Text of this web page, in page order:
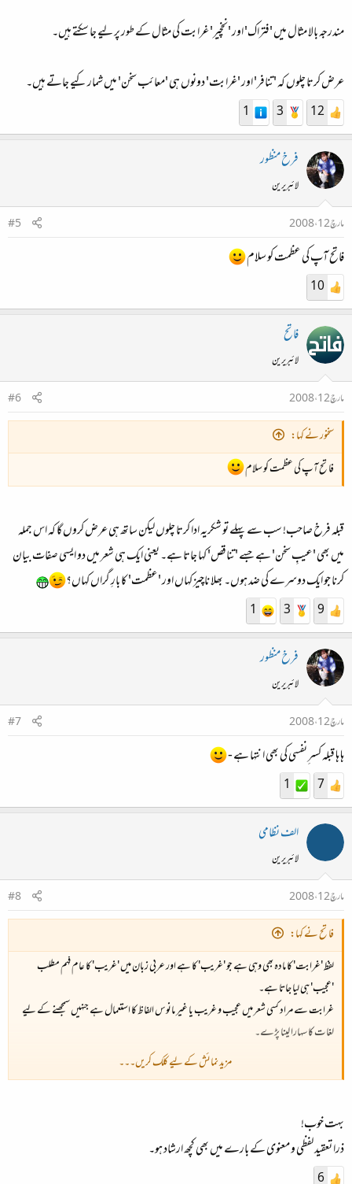
مندرجہ بالا مثال میں 'فتراک' اور 'نخچیر' غرابت کی مثال کے طور پر لیے جا سکتے ہیں۔
عرض کرتا چلوں کہ 'تنافر' اور 'غرابت' دونوں ہی 'معائب سخن' میں شمار کیے جاتے ہیں۔
12
3
1
فرخ منظور
لائبریرین
مارچ 12، 2008
#5
فاتح آپ کی عظمت کو سلام
10
فاتح
لائبریرین
مارچ 12، 2008
#6
سخنور نے کہا:
فاتح آپ کی عظمت کو سلام
قبلہ فرخ صاحب! سب سے پہلے تو شکریہ ادا کرتا چلوں لیکن ساتھ ہی عرض کروں گا کہ اس جملہ
میں بھی 'عیبِ سخن' ہے جسے 'تناقص' کہا جاتا ہے۔ یعنی ایک ہی شعر میں دو ایسی صفات بیان
کرنا جو ایک دوسرے کی ضد ہوں۔ بھلا ناچیز کہاں اور 'عظمت' کا بارِ گراں کہاں؟
9
3
1
فرخ منظور
لائبریرین
مارچ 12، 2008
#7
ہا ہا قبلہ کسر ِنفسی کی بھی انتہا ہے -
7
1
الف نظامی
لائبریرین
مارچ 12، 2008
#8
فاتح نے کہا:
لفظ 'غرابت' کا مادہ بھی وہی ہے جو 'غریب' کا ہے اور عربی زبان میں 'غریب' کا عام فہم مطلب
'عجیب' ہی لیا جاتا ہے۔
غرابت سے مراد کسی شعر میں عجیب و غریب یا غیر مانوس الفاظ کا استعمال ہے جنہیں سمجھنے کے لیے
لغات کا سہارا لینا پڑے۔
بلکہ لفظ 'غرابت' بذاتِ خود 'غرابت' کی ایک مثال ہے۔
حضرت غالب کے ہاں 'غرابت' کی بے شمار مثالیں ملتی ہیں۔ مثلآ
کبھی فتراک میں تیرے کوئی نخچیر بھی تھا​
مزید نمائش کے لیے کلک کریں۔۔۔
بہت خوب!
ذرا تعقید لفظی و معنوی کے بارے میں بھی کچھ ارشاد ہو۔
6